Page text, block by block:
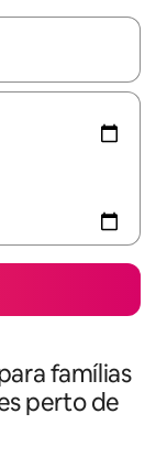
explore-os
famílias
perto de